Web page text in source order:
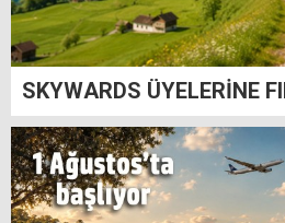
SKYWARDS ÜYELERİNE